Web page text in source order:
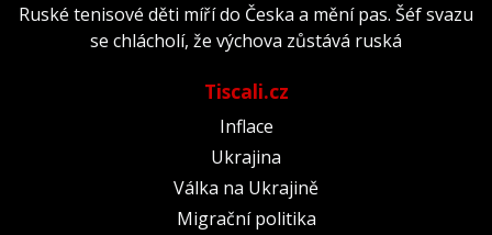
Ruské tenisové děti míří do Česka a mění pas. Šéf svazu
se chlácholí, že výchova zůstává ruská
Tiscali.cz
Inflace
Ukrajina
Válka na Ukrajině
Migrační politika